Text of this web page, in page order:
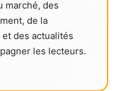
marché, des
de la
des actualités
les lecteurs.